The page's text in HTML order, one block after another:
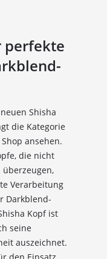
perfekte
Shisha
die Kategorie
ansehen.
die nicht
Verarbeitung
Darkblend-
Kopf ist
seine
auszeichnet.